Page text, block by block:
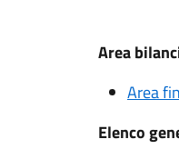
Area
Area
Elenco